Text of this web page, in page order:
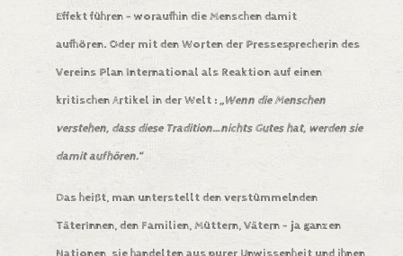
Effekt führen – woraufhin die Menschen damit
aufhören. Oder mit den Worten der Pressesprecherin des
Vereins Plan International als Reaktion auf einen
kritischen Artikel in der Welt: „Wenn die Menschen
verstehen, dass diese Tradition…nichts Gutes hat, werden sie
damit aufhören.“
Das heißt, man unterstellt den verstümmelnden
TäterInnen, den Familien, Müttern, Vätern – ja ganzen